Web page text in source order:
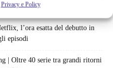
Privacy e Policy
l’ora esatta del debutto in
episodi
| Oltre 40 serie tra grandi ritorni